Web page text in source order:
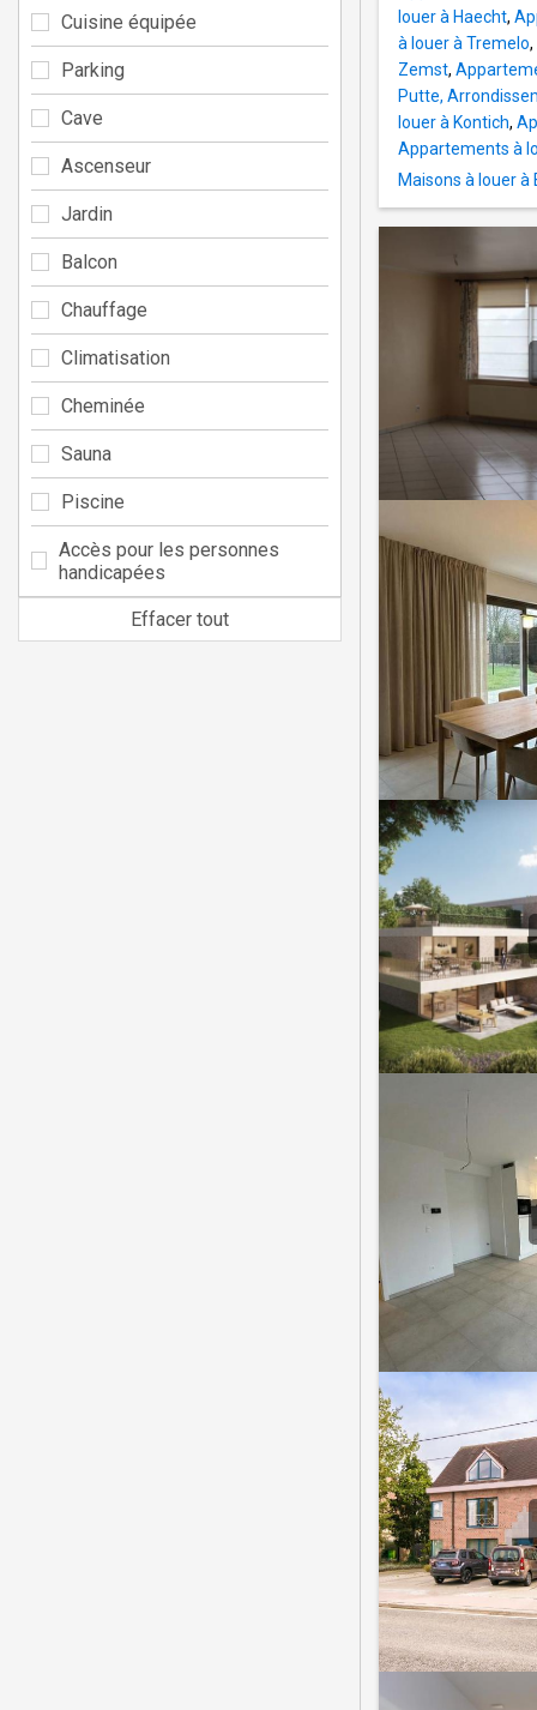
louer à Haecht,
à louer à Tremelo,
Zemst,
Putte,
louer à Kontich,
Appartements à
Maisons à louer à
Cuisine équipée
Parking
Cave
Ascenseur
Jardin
Balcon
Chauffage
Climatisation
Cheminée
Sauna
Piscine
Accès pour les personnes
handicapées
Effacer tout